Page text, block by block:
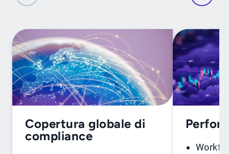
Copertura globale di
compliance